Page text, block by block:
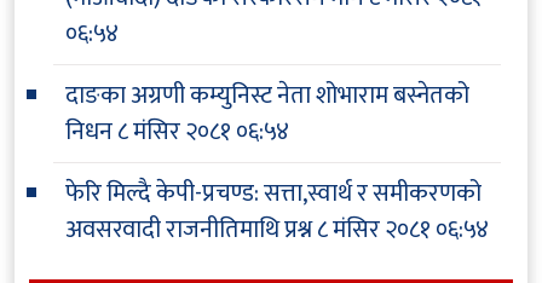
०६:५४
दाङका अग्रणी कम्युनिस्ट नेता शोभाराम बस्नेतको
निधन८ मंसिर २०८१ ०६:५४
फेरि मिल्दै केपी-प्रचण्ड: सत्ता,स्वार्थ र समीकरणको
अवसरवादी राजनीतिमाथि प्रश्न८ मंसिर २०८१ ०६:५४